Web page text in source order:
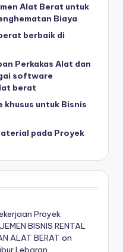
Alat Berat untuk
Biaya
berbaik di
Perkakas Alat dan
software
berat
khusus untuk Bisnis
pada Proyek
Proyek
BISNIS RENTAL
ALAT BERAT on
Lebaran